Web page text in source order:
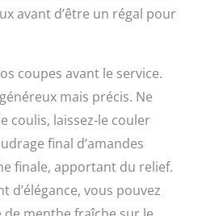
Buyer est plane. Vous
lorsqu'elle est posée sur
le plan de travail.
ENTRETIEN : Lavage à la
main uniquement, ne
pas mettre au lave-
vaisselle.
avant d’être un régal pour
coupes avant le service.
mais précis. Ne
coulis, laissez-le couler
final d’amandes
finale, apportant du relief.
d’élégance, vous pouvez